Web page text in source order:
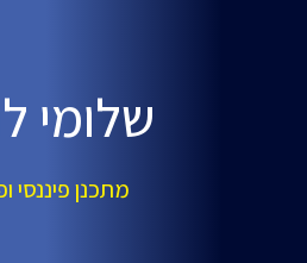
שלומי
מתכנן פיננסי